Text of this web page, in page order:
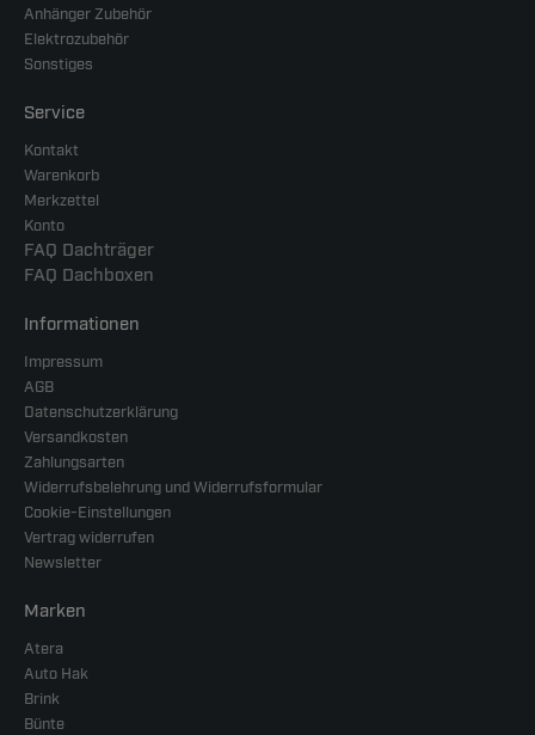
Anhänger Zubehör
Elektrozubehör
Sonstiges
Service
Kontakt
Warenkorb
Merkzettel
Konto
FAQ Dachträger
FAQ Dachboxen
Informationen
Impressum
AGB
Datenschutzerklärung
Versandkosten
Zahlungsarten
Widerrufsbelehrung und Widerrufsformular
Cookie-Einstellungen
Vertrag widerrufen
Newsletter
Marken
Atera
Auto Hak
Brink
Bünte